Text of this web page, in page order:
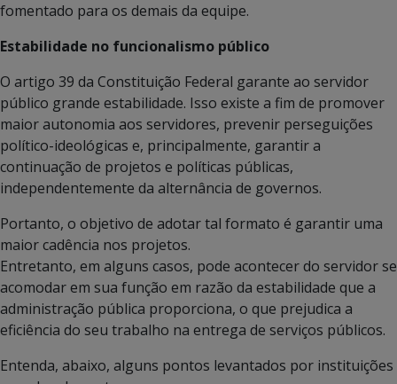
fomentado para os demais da equipe.
Estabilidade no funcionalismo público
O artigo 39 da Constituição Federal garante ao servidor
público grande estabilidade. Isso existe a fim de promover
maior autonomia aos servidores, prevenir perseguições
político-ideológicas e, principalmente, garantir a
continuação de projetos e políticas públicas,
independentemente da alternância de governos.
Portanto, o objetivo de adotar tal formato é garantir uma
maior cadência nos projetos.
Entretanto, em alguns casos, pode acontecer do servidor se
acomodar em sua função em razão da estabilidade que a
administração pública proporciona, o que prejudica a
eficiência do seu trabalho na entrega de serviços públicos.
Entenda, abaixo, alguns pontos levantados por instituições